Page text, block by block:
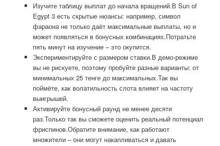
Изучите таблицу выплат до начала вращений.В Sun of
Egypt 3 есть скрытые нюансы: например, символ
фараона не только даёт максимальные выплаты, но и
может появляться в бонусных комбинациях.Потратьте
пять минут на изучение – это окупится.
Экспериментируйте с размером ставки.В демо-режиме
вы не рискуете, поэтому пробуйте разные варианты: от
минимальных 25 тенге до максимальных.Так вы
поймёте, как волатильность слота влияет на частоту
выигрышей.
Активируйте бонусный раунд не менее десяти
раз.Только так вы сможете оценить реальный потенциал
фриспинов.Обратите внимание, как работают
множители – они могут накапливаться и давать